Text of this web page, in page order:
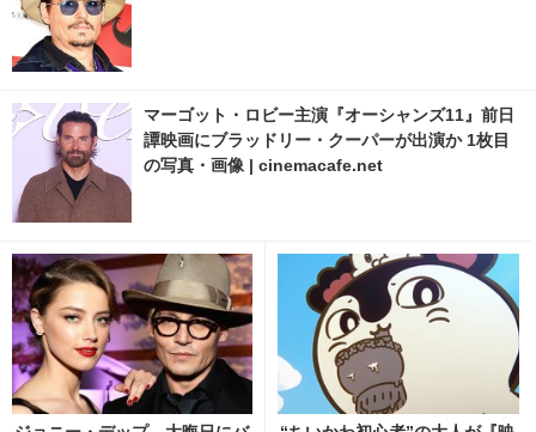
マーゴット・ロビー主演『オーシャンズ11』前日
譚映画にブラッドリー・クーパーが出演か 1枚目
の写真・画像 | cinemacafe.net